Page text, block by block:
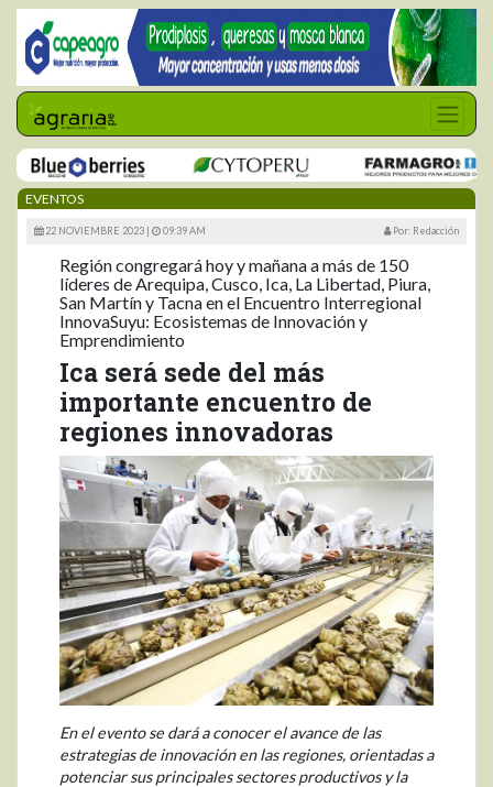
EVENTOS
22 NOVIEMBRE 2023 | 09:39 AM Por: Redacción
Región congregará hoy y mañana a más de 150
líderes de Arequipa, Cusco, Ica, La Libertad, Piura,
San Martín y Tacna en el Encuentro Interregional
InnovaSuyu: Ecosistemas de Innovación y
Emprendimiento
Ica será sede del más
importante encuentro de
regiones innovadoras
En el evento se dará a conocer el avance de las
estrategias de innovación en las regiones, orientadas a
potenciar sus principales sectores productivos y la